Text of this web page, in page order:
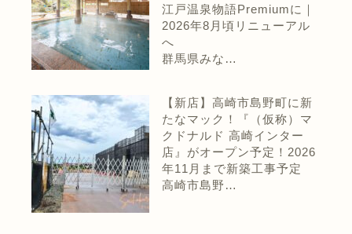
江戸温泉物語Premiumに｜
2026年8月頃リニューアル
へ
群馬県みな…
【新店】高崎市島野町に新
たなマック！『（仮称）マ
クドナルド 高崎インター
店』がオープン予定！2026
年11月まで新築工事予定
高崎市島野…